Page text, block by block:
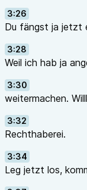
3:26
Du fängst ja jetzt
3:28
Weil ich hab ja
3:30
weitermachen.
3:32
Rechthaberei.
3:34
Leg jetzt los,